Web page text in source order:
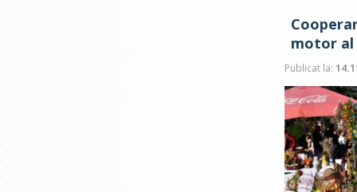
motor al
Publicat la: